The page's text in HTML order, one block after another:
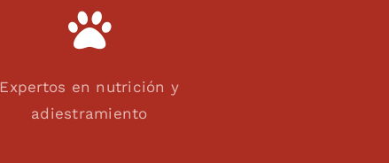
Expertos en nutrición y
adiestramiento